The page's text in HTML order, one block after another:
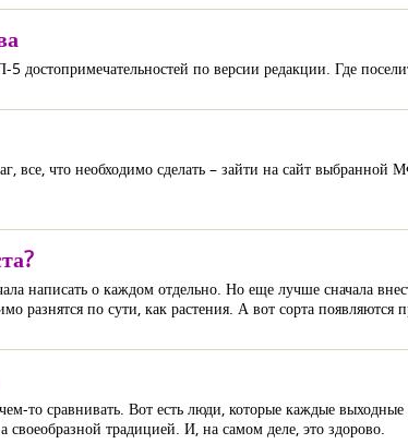
по версии редакции. Где
все, что необходимо сделать – зайти на сайт
написать о каждом отдельно. Но еще лучше сначала
разнятся по сути, как растения. А вот сорта
то сравнивать. Вот есть люди, которые каждые
традицией. И, на самом деле, это здорово.